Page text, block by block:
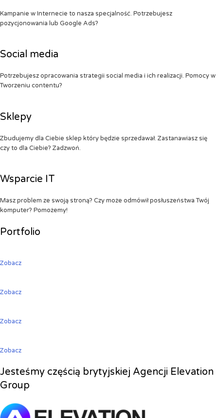
Kampanie w Internecie to nasza specjalność. Potrzebujesz
pozycjonowania lub Google Ads?
Social media
Potrzebujesz opracowania strategii social media i ich realizacji. Pomocy w
Tworzeniu contentu?
Sklepy
Zbudujemy dla Ciebie sklep który będzie sprzedawał. Zastanawiasz się
czy to dla Ciebie? Zadzwoń.
Wsparcie IT
Masz problem ze swoją stroną? Czy może odmówił posłuszeństwa Twój
komputer? Pomożemy!
Portfolio
Zobacz
Zobacz
Zobacz
Zobacz
Jesteśmy częścią brytyjskiej Agencji Elevation
Group